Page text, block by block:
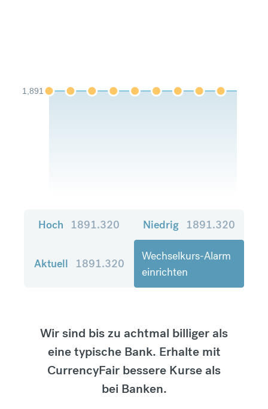
1,891
Hoch 1891.320 Niedrig 1891.320
Aktuell 1891.320
Wechselkurs-Alarm
einrichten
Wir sind bis zu achtmal billiger als
eine typische Bank. Erhalte mit
CurrencyFair bessere Kurse als
bei Banken.